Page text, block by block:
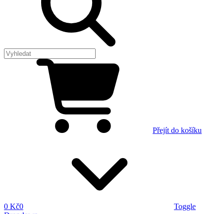
Přejít do košíku
0 Kč0
Toggle